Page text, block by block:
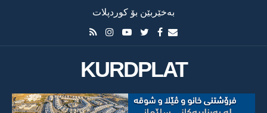
بەخێربێن بۆ کوردپلات
KURDPLAT